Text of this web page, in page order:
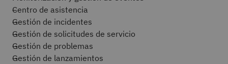
Centro de asistencia
Gestión de incidentes
Gestión de solicitudes de servicio
Gestión de problemas
Gestión de lanzamientos